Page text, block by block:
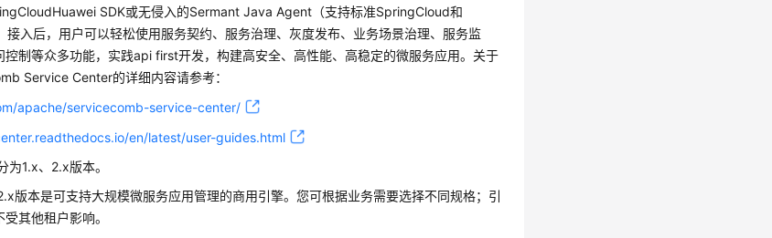
SDK或无侵入的Sermant Java Agent（支持标准SpringCloud和
接入后，用户可以轻松使用服务契约、服务治理、灰度发布、业务场景治理、服务监
控制等众多功能，实践api first开发，构建高安全、高性能、高稳定的微服务应用。关于
Service Center的详细内容请参考：
apache/servicecomb-service-center/
en/latest/user-guides.html
1.x、2.x版本。
版本是可支持大规模微服务应用管理的商用引擎。您可根据业务需要选择不同规格；引
其他租户影响。